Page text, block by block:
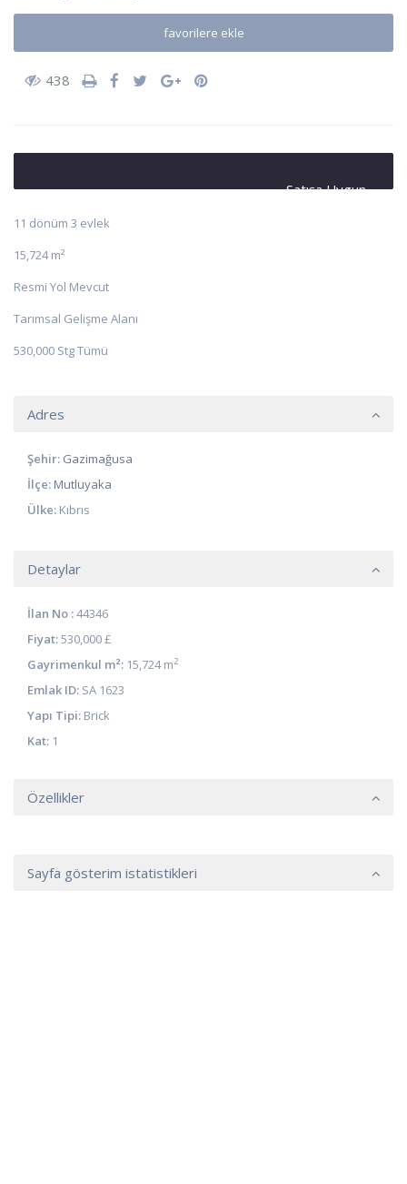
favorilere ekle
438
Satışa Uygun
11 dönüm 3 evlek
15,724 m²
Resmi Yol Mevcut
Tarımsal Gelişme Alanı
530,000 Stg Tümü
Adres
Şehir: Gazimağusa
İlçe: Mutluyaka
Ülke: Kıbrıs
Detaylar
İlan No :44346
Fiyat:530,000 £
Gayrimenkul m²: 15,724 m2
Emlak ID: SA 1623
Yapı Tipi: Brick
Kat: 1
Özellikler
Sayfa gösterim istatistikleri